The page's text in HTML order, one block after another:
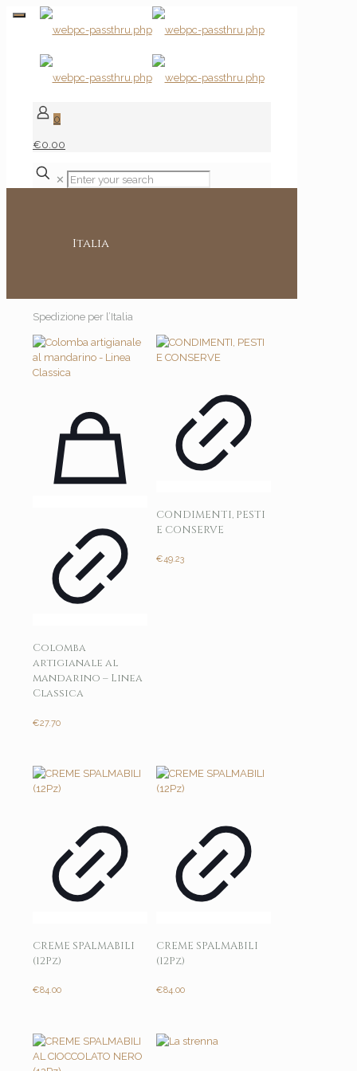
0
€0.00
✕
Italia
Spedizione per l’Italia
Colomba
artigianale al
mandarino – Linea
Classica
€27.70
CONDIMENTI, PESTI
E CONSERVE
€49.23
CREME SPALMABILI
(12Pz)
€84.00
CREME SPALMABILI
(12Pz)
€84.00